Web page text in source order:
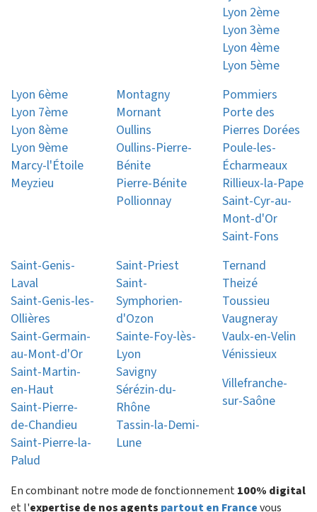
Lyon 2ème
Lyon 3ème
Lyon 4ème
Lyon 5ème
Lyon 6ème
Lyon 7ème
Lyon 8ème
Lyon 9ème
Marcy-l'Étoile
Meyzieu
Montagny
Mornant
Oullins
Oullins-Pierre-
Bénite
Pierre-Bénite
Pollionnay
Pommiers
Porte des
Pierres Dorées
Poule-les-
Écharmeaux
Rillieux-la-Pape
Saint-Cyr-au-
Mont-d'Or
Saint-Fons
Saint-Genis-
Laval
Saint-Genis-les-
Ollières
Saint-Germain-
au-Mont-d'Or
Saint-Martin-
en-Haut
Saint-Pierre-
de-Chandieu
Saint-Pierre-la-
Palud
Saint-Priest
Saint-
Symphorien-
d'Ozon
Sainte-Foy-lès-
Lyon
Savigny
Sérézin-du-
Rhône
Tassin-la-Demi-
Lune
Ternand
Theizé
Toussieu
Vaugneray
Vaulx-en-Velin
Vénissieux
Villefranche-
sur-Saône
En combinant notre mode de fonctionnement 100% digital
et l'expertise de nos agents partout en Francevous